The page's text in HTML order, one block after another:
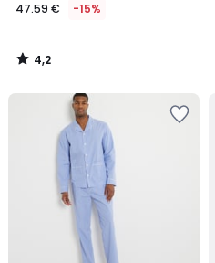
47.59 € -15%
4,2
/